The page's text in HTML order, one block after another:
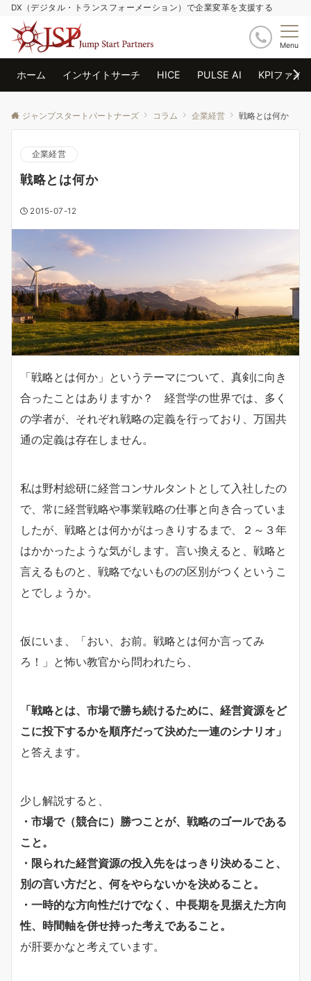
DX（デジタル・トランスフォーメーション）で企業変革を支援する
Menu
ホーム インサイトサーチ HICE PULSE AI KPIファイ
ジャンプスタートパートナーズ コラム 企業経営 戦略とは何か
企業経営
戦略とは何か
2015-07-12
「戦略とは何か」というテーマについて、真剣に向き
合ったことはありますか？ 経営学の世界では、多く
の学者が、それぞれ戦略の定義を行っており、万国共
通の定義は存在しません。
私は野村総研に経営コンサルタントとして入社したの
で、常に経営戦略や事業戦略の仕事と向き合っていま
したが、戦略とは何かがはっきりするまで、２～３年
はかかったような気がします。言い換えると、戦略と
言えるものと、戦略でないものの区別がつくというこ
とでしょうか。
仮にいま、「おい、お前。戦略とは何か言ってみ
ろ！」と怖い教官から問われたら、
「戦略とは、市場で勝ち続けるために、経営資源をど
こに投下するかを順序だって決めた一連のシナリオ」
と答えます。
少し解説すると、
・市場で（競合に）勝つことが、戦略のゴールである
こと。
・限られた経営資源の投入先をはっきり決めること、
別の言い方だと、何をやらないかを決めること。
・一時的な方向性だけでなく、中長期を見据えた方向
性、時間軸を併せ持った考えであること。
が肝要かなと考えています。